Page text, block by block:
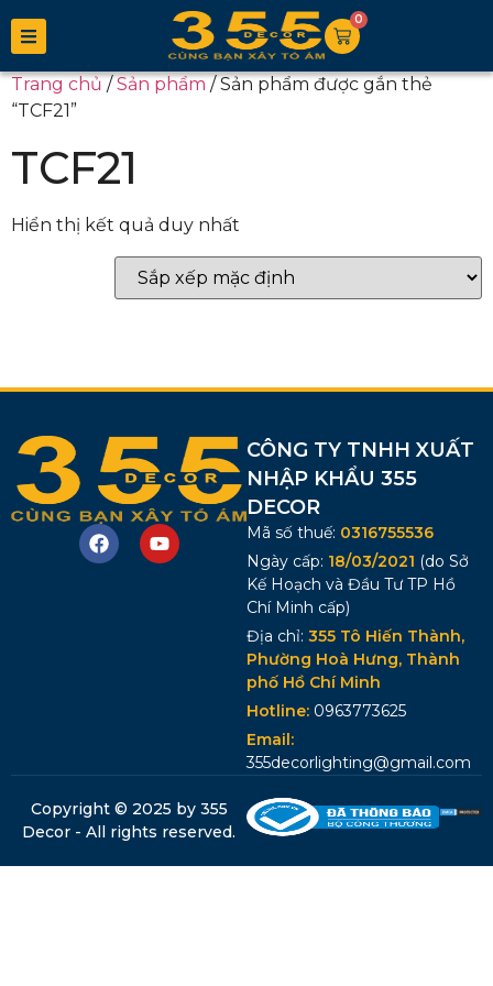
0
Trang chủ/Sản phẩm/ Sản phẩm được gắn thẻ
“TCF21”
TCF21
Hiển thị kết quả duy nhất
CÔNG TY TNHH XUẤT
NHẬP KHẨU 355
DECOR
Mã số thuế: 0316755536
Ngày cấp: 18/03/2021 (do Sở
Kế Hoạch và Đầu Tư TP Hồ
Chí Minh cấp)
Địa chỉ: 355 Tô Hiến Thành,
Phường Hoà Hưng, Thành
phố Hồ Chí Minh
Hotline: 0963773625
Email:
355decorlighting@gmail.com
Copyright © 2025 by 355
Decor - All rights reserved.